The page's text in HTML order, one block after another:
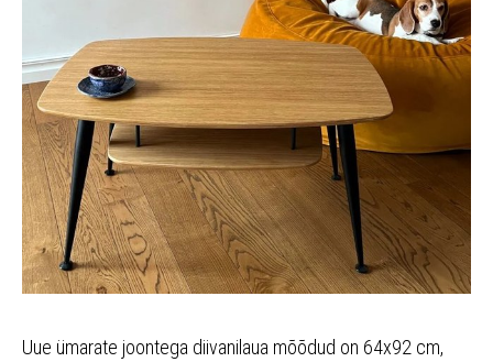
Uue ümarate joontega diivanilaua mõõdud on 64x92 cm,